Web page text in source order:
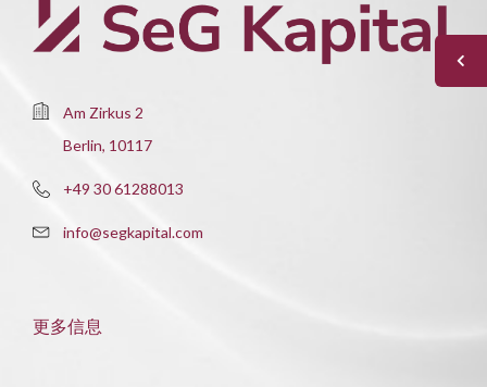
Am Zirkus 2
Berlin, 10117
+49 30 61288013
info@segkapital.com
更多信息